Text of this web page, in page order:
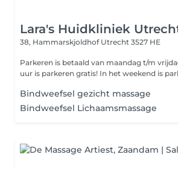
Lara's Huidkliniek
38, Hammarskjoldhof Utrecht 3527 HE
Parkeren is betaald van maandag t/m vrijdag tot
uur is parkeren gratis! In het
Bindweefsel gezicht massage
Bindweefsel Lichaamsmassage